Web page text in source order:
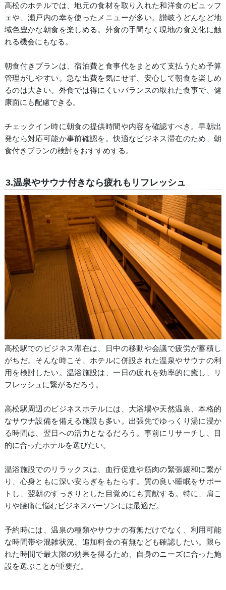
高松のホテルでは、地元の食材を取り入れた和洋食のビュッフ
ェや、瀬戸内の幸を使ったメニューが多い。讃岐うどんなど地
域色豊かな朝食を楽しめる。外食の手間なく現地の食文化に触
れる機会にもなる。
朝食付きプランは、宿泊費と食事代をまとめて支払うため予算
管理がしやすい。急な出費を気にせず、安心して朝食を楽しめ
るのは大きい。外食では得にくいバランスの取れた食事で、健
康面にも配慮できる。
チェックイン時に朝食の提供時間や内容を確認すべき。早朝出
発なら対応可能か事前確認を。快適なビジネス滞在のため、朝
食付きプランの検討をおすすめする。
3.温泉やサウナ付きなら疲れもリフレッシュ
高松駅でのビジネス滞在は、日中の移動や会議で疲労が蓄積し
がちだ。そんな時こそ、ホテルに併設された温泉やサウナの利
用を検討したい。温浴施設は、一日の疲れを効率的に癒し、リ
フレッシュに繋がるだろう。
高松駅周辺のビジネスホテルには、大浴場や天然温泉、本格的
なサウナ設備を備える施設も多い。出張先でゆっくり湯に浸か
る時間は、翌日への活力となるだろう。事前にリサーチし、目
的に合ったホテルを選びたい。
温浴施設でのリラックスは、血行促進や筋肉の緊張緩和に繋が
り、心身ともに深い安らぎをもたらす。質の良い睡眠をサポー
トし、翌朝のすっきりとした目覚めにも貢献する。特に、肩こ
りや腰痛に悩むビジネスパーソンには最適だ。
予約時には、温泉の種類やサウナの有無だけでなく、利用可能
な時間帯や混雑状況、追加料金の有無なども確認したい。限ら
れた時間で最大限の効果を得るため、自身のニーズに合った施
設を選ぶことが重要だ。